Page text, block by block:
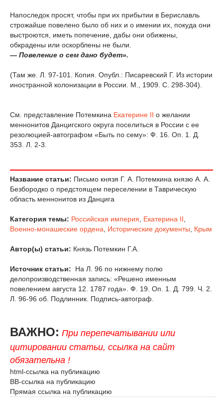
Напоследок просят, чтобы при их прибытии в Бериславль
строжайше повелено было об них и о имении их, покуда они
выстроются, иметь попечение, дабы они обижены,
обкрадены или оскорблены не были.
— Повеление о сем дано будет».
(Там же. Л. 97-101. Копия. Опубл.: Писаревский Г. Из истории
иностранной колонизации в России. М., 1909. С. 298-304).
См. представление Потемкина Екатерине II о желании
меннонитов Данцигского округа поселиться в России с ее
резолюцией-автографом «Быть по сему»: Ф. 16. Оп. 1. Д.
353. Л. 2-3.
Название статьи: Письмо князя Г. А. Потемкина князю А. А.
Безбородко о предстоящем переселении в Таврическую
область меннонитов из Данцига
Категория темы: Российская империя Екатерина II
Военно-монашеские ордена
Исторические документы Крым
Автор(ы) статьи: Князь Потемкин Г.А.
Источник статьи:
На Л. 96 по нижнему полю
делопроизводственная запись: «Решено именным
повелением августа 12. 1787 года». Ф. 19. Оп. 1. Д. 799. Ч. 2.
Л. 96-96 об. Подлинник. Подпись-автограф.
ВАЖНО: При перепечатывании или
цитировании статьи, ссылка на сайт
обязательна !
html-ссылка на публикацию
BB-ссылка на публикацию
Прямая ссылка на публикацию